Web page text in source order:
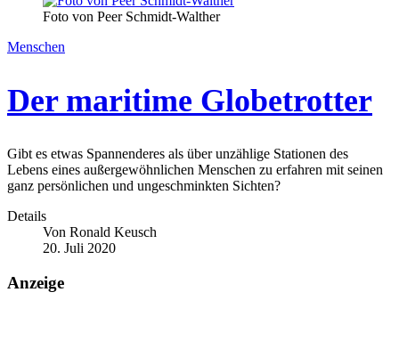
Foto von Peer Schmidt-Walther
Menschen
Der maritime Globetrotter
Gibt es etwas Spannenderes als über unzählige Stationen des
Lebens eines außergewöhnlichen Menschen zu erfahren mit seinen
ganz persönlichen und ungeschminkten Sichten?
Details
Von Ronald Keusch
20. Juli 2020
Anzeige